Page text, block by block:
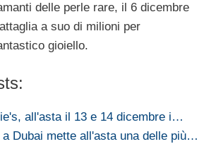
delle perle rare, il 6 dicembre
a suo di milioni per
gioiello.
all'asta il 13 e 14 dicembre i…
Dubai mette all'asta una delle più…